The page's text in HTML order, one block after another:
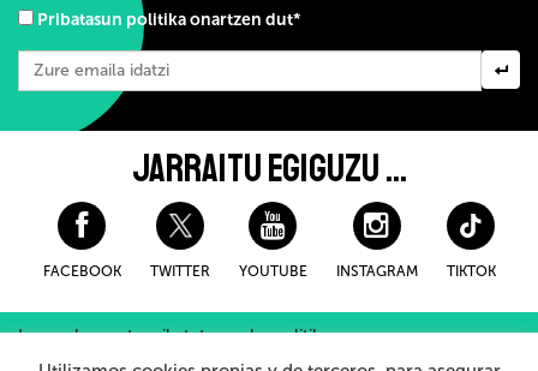
Pribatasun politika onartzen dut*
JARRAITU EGIGUZU ...
FACEBOOK TWITTER YOUTUBE INSTAGRAM TIKTOK
Lege-oharra eta pribatutasuneko politika
Erosteko Baldintza Orokorroak
Cookieei buruzko politika